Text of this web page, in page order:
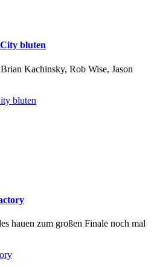
bluten
Kachinsky, Rob Wise, Jason
bluten
hauen zum großen Finale noch mal